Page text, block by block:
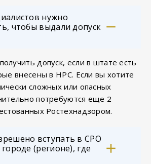
нужно
чтобы выдали допуск
допуск, если в штате есть
внесены в НРС. Если вы хотите
сложных или опасных
потребуются еще 2
Ростехнадзором.
вступать в СРО
(регионе), где